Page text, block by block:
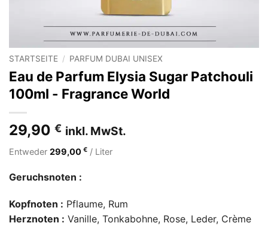
STARTSEITE / PARFUM DUBAI UNISEX
Eau de Parfum Elysia Sugar Patchouli
100ml - Fragrance World
29,90 € inkl. MwSt.
Entweder 299,00 € / Liter
Geruchsnoten :
Kopfnoten : Pflaume, Rum
Herznoten : Vanille, Tonkabohne, Rose, Leder, Crème